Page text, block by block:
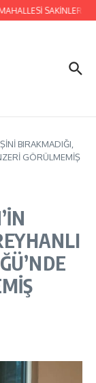
SAKİNLERİNİ
BIRAKMADIĞI,
GÖRÜLMEMİŞ